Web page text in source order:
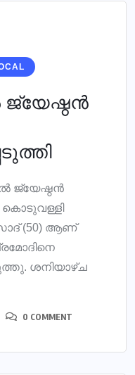
ജ്യേഷ്ഠന്‍
(50) ആണ്
ശനിയാഴ്ച
0 COMMENT